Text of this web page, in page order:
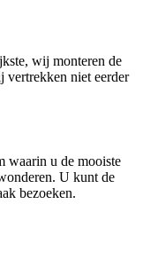
wij monteren de
vertrekken niet eerder
waarin u de mooiste
U kunt de
bezoeken.